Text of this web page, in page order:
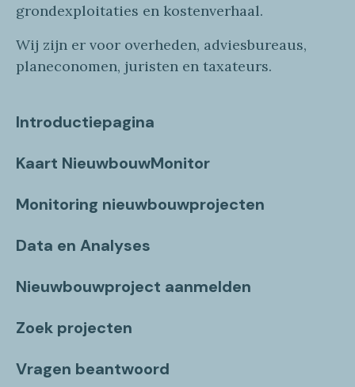
grondexploitaties en kostenverhaal.
Wij zijn er voor overheden, adviesbureaus,
planeconomen, juristen en taxateurs.
Introductiepagina
Kaart NieuwbouwMonitor
Monitoring nieuwbouwprojecten
Data en Analyses
Nieuwbouwproject aanmelden
Zoek projecten
Vragen beantwoord